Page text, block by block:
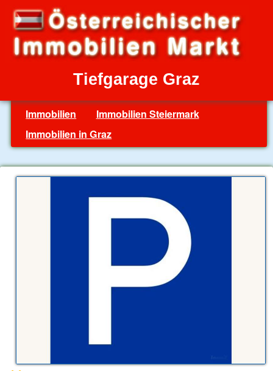
Tiefgarage Graz
Immobilien
Immobilien Steiermark
Immobilien in Graz